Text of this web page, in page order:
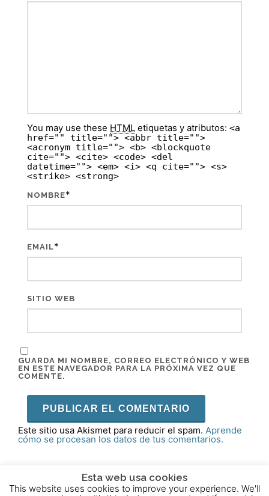
You may use these HTML etiquetas y atributos: <a
href="" title=""> <abbr title="">
<acronym title=""> <b> <blockquote
cite=""> <cite> <code> <del
datetime=""> <em> <i> <q cite=""> <s>
<strike> <strong>
NOMBRE*
EMAIL*
SITIO WEB
GUARDA MI NOMBRE, CORREO ELECTRÓNICO Y WEB
EN ESTE NAVEGADOR PARA LA PRÓXIMA VEZ QUE
COMENTE.
Este sitio usa Akismet para reducir el spam. Aprende
cómo se procesan los datos de tus comentarios.
2015 - 2025 © Powered byTheme-Vision
Esta web usa cookies
This website uses cookies to improve your experience. We'll